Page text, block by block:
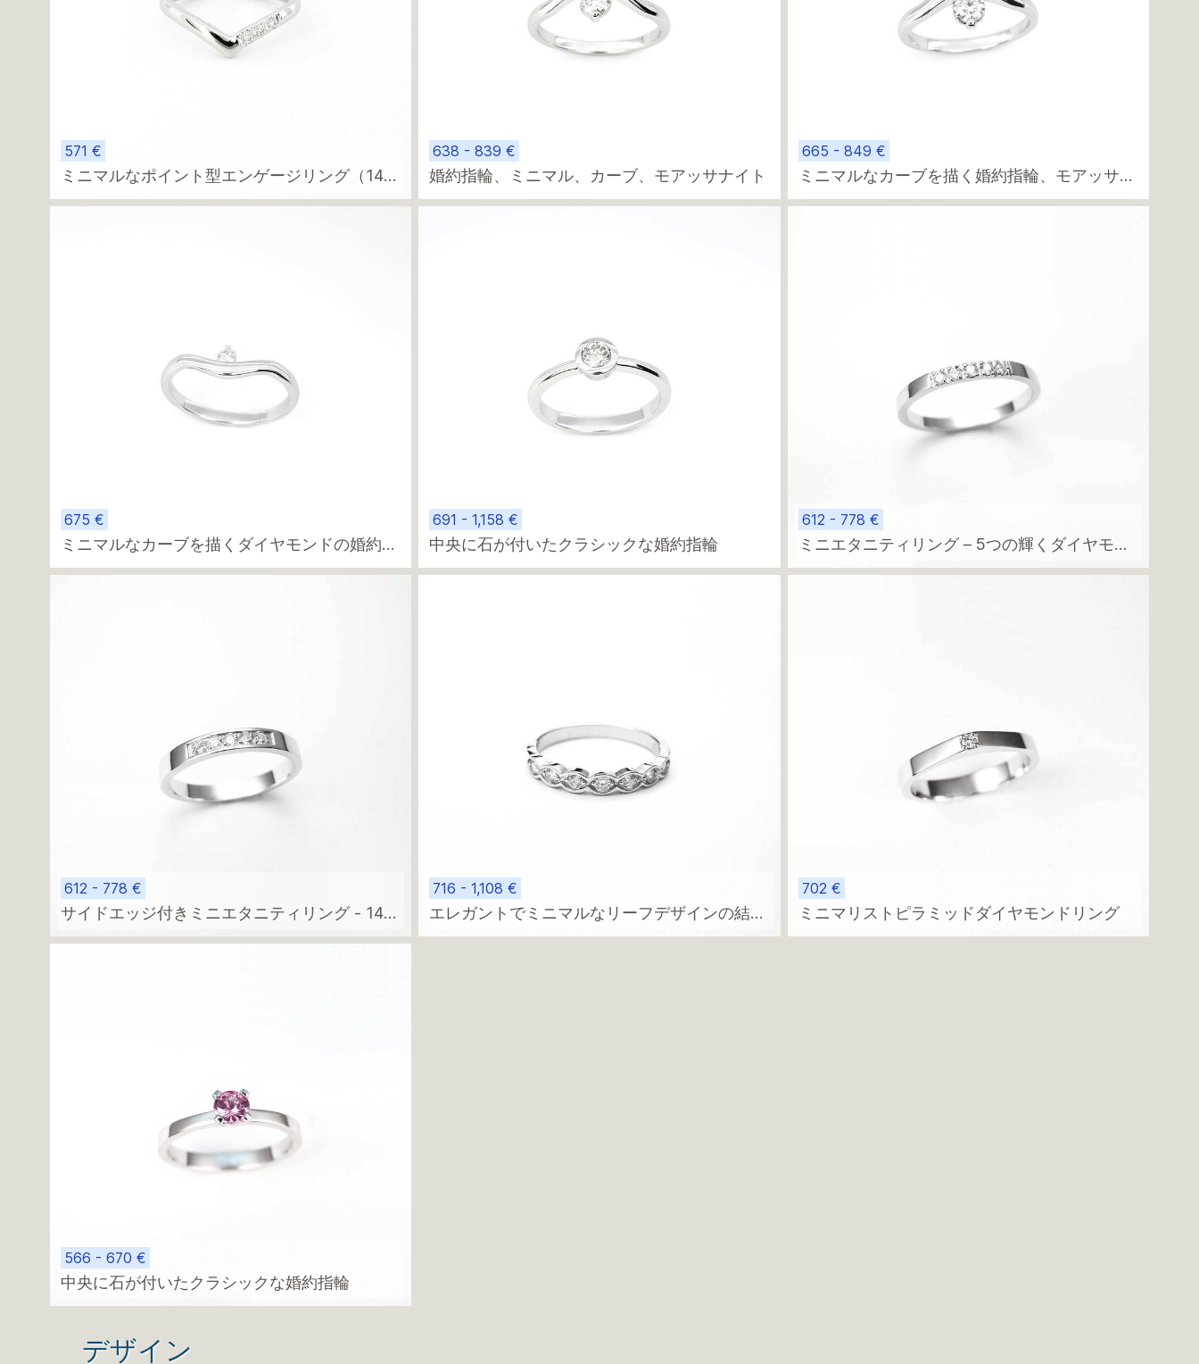
571 €
ミニマルなポイント型エンゲージリング（14k
ホワイトゴールド、ダイヤモンド付き）
638 - 839 €
婚約指輪、ミニマル、カーブ、モアッサナイト
665 - 849 €
ミニマルなカーブを描く婚約指輪、モアッサナ
イト2石
675 €
ミニマルなカーブを描くダイヤモンドの婚約指
輪
691 - 1,158 €
中央に石が付いたクラシックな婚約指輪
612 - 778 €
ミニエタニティリング – 5つの輝くダイヤモン
ドをあしらったエレガントな14kホワイトゴー
612 - 778 €
サイドエッジ付きミニエタニティリング - 14k
ゴールド＆5つの輝くダイヤモンド
716 - 1,108 €
エレガントでミニマルなリーフデザインの結婚
指輪。14kホワイトゴールド製。カスタマイズ
702 €
ミニマリストピラミッドダイヤモンドリング
566 - 670 €
中央に石が付いたクラシックな婚約指輪
デザイン